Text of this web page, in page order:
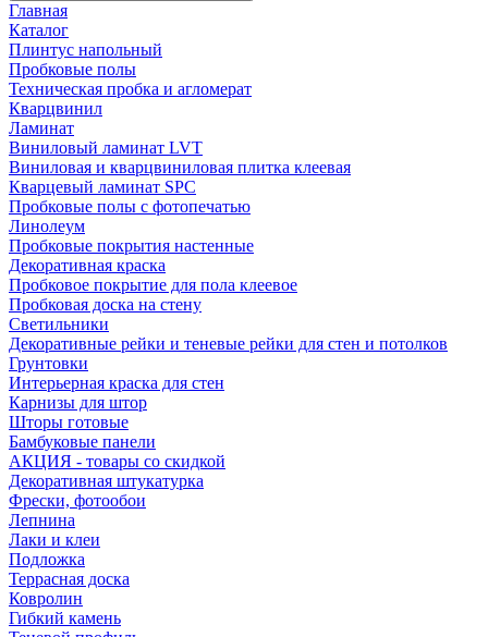
Главная
Каталог
Плинтус напольный
Пробковые полы
Техническая пробка и агломерат
Кварцвинил
Ламинат
Виниловый ламинат LVT
Виниловая и кварцвиниловая плитка клеевая
Кварцевый ламинат SPC
Пробковые полы с фотопечатью
Линолеум
Пробковые покрытия настенные
Декоративная краска
Пробковое покрытие для пола клеевое
Пробковая доска на стену
Светильники
Декоративные рейки и теневые рейки для стен и потолков
Грунтовки
Интерьерная краска для стен
Карнизы для штор
Шторы готовые
Бамбуковые панели
АКЦИЯ - товары со скидкой
Декоративная штукатурка
Фрески, фотообои
Лепнина
Лаки и клеи
Подложка
Террасная доска
Ковролин
Гибкий камень